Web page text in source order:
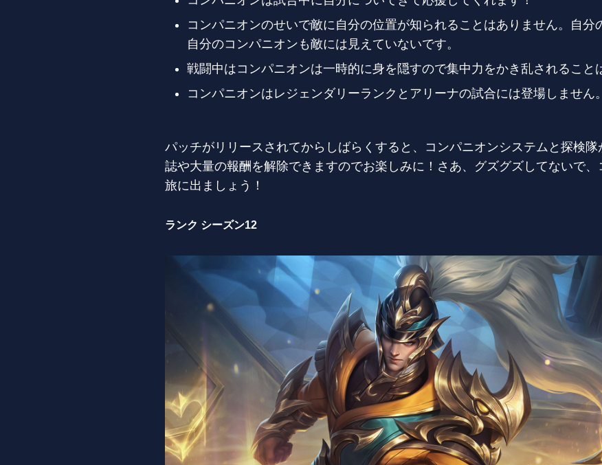
コンパニオンのせいで敵に自分の位置が知られることはありません。自分
自分のコンパニオンも敵には見えていないです。
戦闘中はコンパニオンは一時的に身を隠すので集中力をかき乱されること
コンパニオンはレジェンダリーランクとアリーナの試合には登場しません。
パッチがリリースされてからしばらくすると、コンパニオンシステムと探検隊
誌や大量の報酬を解除できますのでお楽しみに！さあ、グズグズしてないで
旅に出ましょう！
ランク シーズン12